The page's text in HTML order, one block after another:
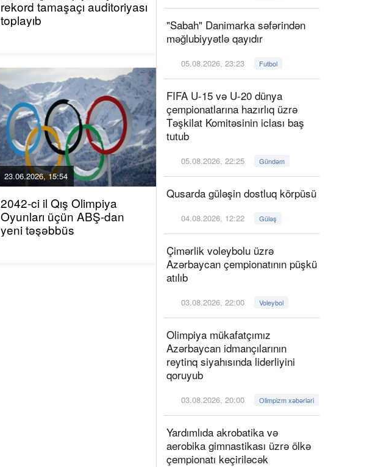
rekord tamaşaçı auditoriyası
toplayıb
23.06.2026, 15:54
2042-ci il Qış Olimpiya
Oyunları üçün ABŞ-dan
yeni təşəbbüs
"Sabah" Danimarka səfərindən
məğlubiyyətlə qayıdır
05.08.2026, 23:23 Futbol
FIFA U-15 və U-20 dünya
çempionatlarına hazırlıq üzrə
Təşkilat Komitəsinin iclası baş
tutub
05.08.2026, 22:25 Gündəm
Qusarda güləşin dostluq körpüsü
04.08.2026, 12:22 Güləş
Çimərlik voleybolu üzrə
Azərbaycan çempionatının püşkü
atılıb
03.08.2026, 22:00 Voleybol
Olimpiya mükafatçımız
Azərbaycan idmançılarının
reytinq siyahısında liderliyini
qoruyub
03.08.2026, 20:00 Olimpizm xəbərləri
Yardımlıda akrobatika və
aerobika gimnastikası üzrə ölkə
çempionatı keçiriləcək